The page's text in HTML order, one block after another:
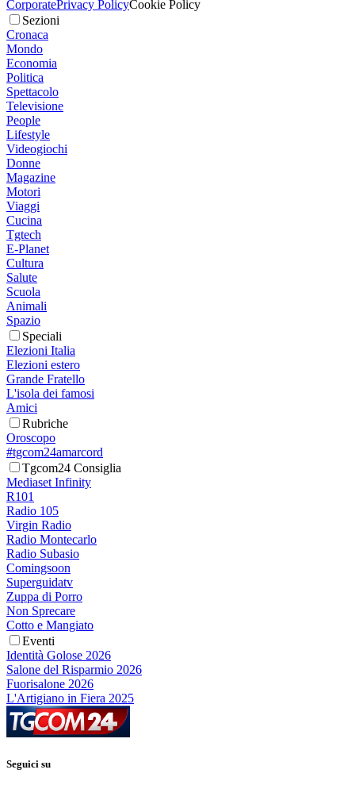
CorporatePrivacy PolicyCookie Policy
Sezioni
Cronaca
Mondo
Economia
Politica
Spettacolo
Televisione
People
Lifestyle
Videogiochi
Donne
Magazine
Motori
Viaggi
Cucina
Tgtech
E-Planet
Cultura
Salute
Scuola
Animali
Spazio
Speciali
Elezioni Italia
Elezioni estero
Grande Fratello
L'isola dei famosi
Amici
Rubriche
Oroscopo
#tgcom24amarcord
Tgcom24 Consiglia
Mediaset Infinity
R101
Radio 105
Virgin Radio
Radio Montecarlo
Radio Subasio
Comingsoon
Superguidatv
Zuppa di Porro
Non Sprecare
Cotto e Mangiato
Eventi
Identità Golose 2026
Salone del Risparmio 2026
Fuorisalone 2026
L'Artigiano in Fiera 2025
Seguici su